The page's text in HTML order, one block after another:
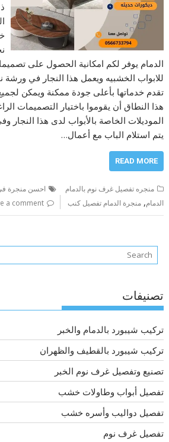
الدمام يوفر لكم امكانية الحصول على
للابواب الخشبيه ويعمل هذا النجار في ورشة
تقدم خدماتها بأعلى جودة ممكنة ويمكن
هذا النطاق أن يقوموا باختيار التصميمات
الموديلات الخاصة بالأبواب لدى هذا النجار
يتم استلام الباب مع أعمال…
READ MORE
منجره تفصيل غرف نوم بالدمام احسن منجرة
الدمام,منجرة الدمام تفصيل كنب a comment
تصنيفات
تركيب شيبورد بالدمام والخبر
تركيب شيبورد بالقطيف والظهران
تصنيع وتفصيل غرف نوم الخبر
تفصيل أبواب وطاولات خشب
تفصيل دواليب وأسره خشب
تفصيل غرف نوم